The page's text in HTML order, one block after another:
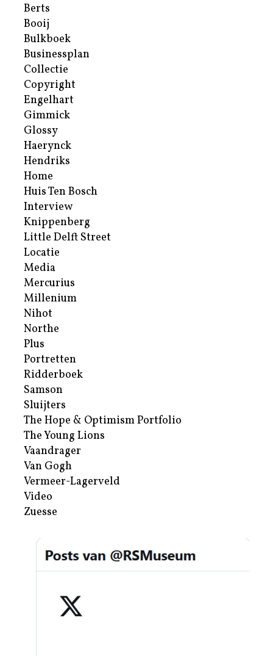
Berts
Booij
Bulkboek
Businessplan
Collectie
Copyright
Engelhart
Gimmick
Glossy
Haerynck
Hendriks
Home
Huis Ten Bosch
Interview
Knippenberg
Little Delft Street
Locatie
Media
Mercurius
Millenium
Nihot
Northe
Plus
Portretten
Ridderboek
Samson
Sluijters
The Hope & Optimism Portfolio
The Young Lions
Vaandrager
Van Gogh
Vermeer-Lagerveld
Video
Zuesse